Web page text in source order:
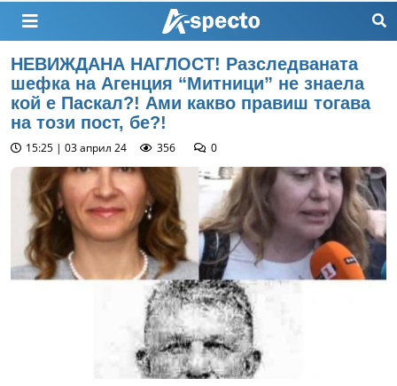
НЕВИЖДАНА НАГЛОСТ! Разследваната
шефка на Агенция “Митници” не знаела
кой е Паскал?! Ами какво правиш тогава
на този пост, бе?!
15:25 | 03 април 24 356 0